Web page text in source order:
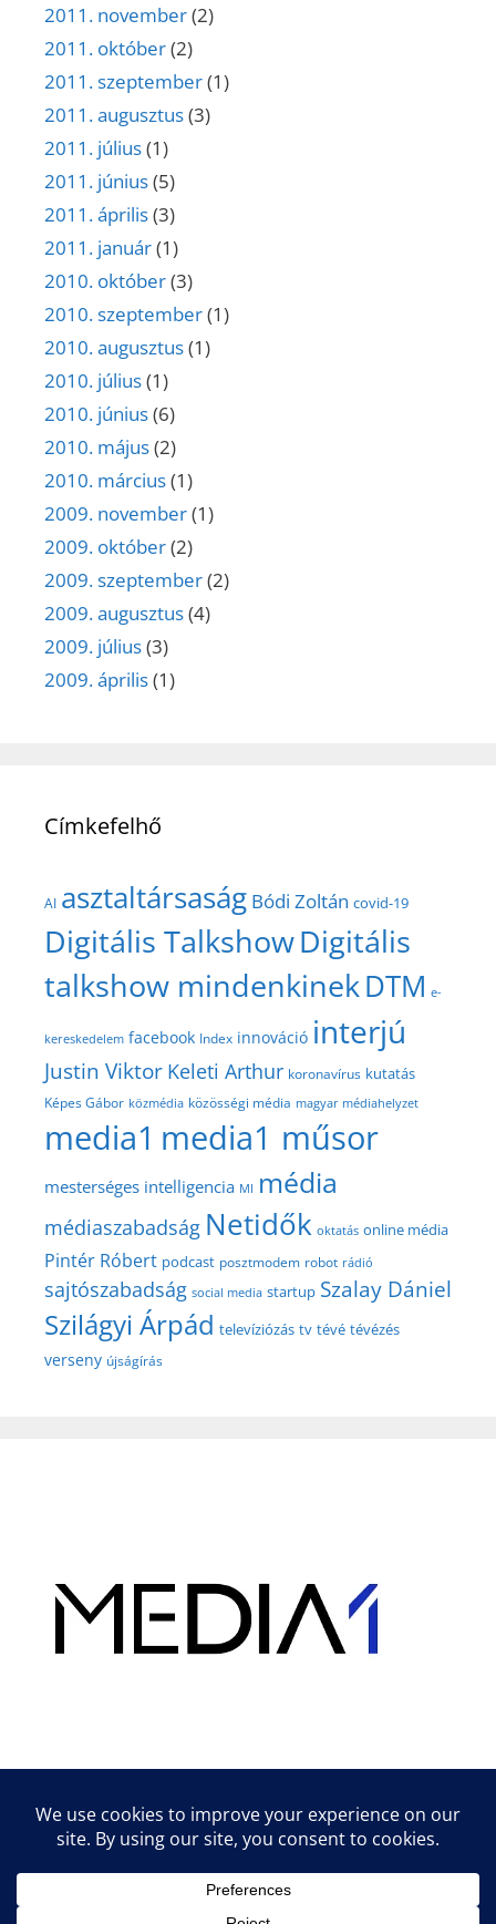
2011. november(2)
2011. október(2)
2011. szeptember(1)
2011. augusztus(3)
2011. július(1)
2011. június(5)
2011. április(3)
2011. január(1)
2010. október(3)
2010. szeptember(1)
2010. augusztus(1)
2010. július(1)
2010. június(6)
2010. május(2)
2010. március(1)
2009. november(1)
2009. október(2)
2009. szeptember(2)
2009. augusztus(4)
2009. július(3)
2009. április(1)
Címkefelhő
AI asztaltársaság Bódi Zoltán covid-19
Digitális TalkshowDigitális
talkshow mindenkinekDTM e-
kereskedelem facebook Index innováció interjú
Justin Viktor Keleti Arthur koronavírus kutatás
Képes Gábor közmédia közösségi média magyar médiahelyzet
media1 media1 műsor
mesterséges intelligencia MI média
médiaszabadság Netidők oktatás online média
Pintér Róbert podcast posztmodem robot rádió
sajtószabadság social media startup Szalay Dániel
Szilágyi Árpád televíziózás tv tévé tévézés
verseny újságírás
Lifestyle tippek & trükkök